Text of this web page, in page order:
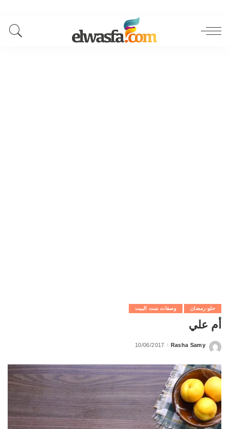
حلو-رمضان وصفات ست البيت
أم علي
Posted
Rasha Samy
10/06/2017